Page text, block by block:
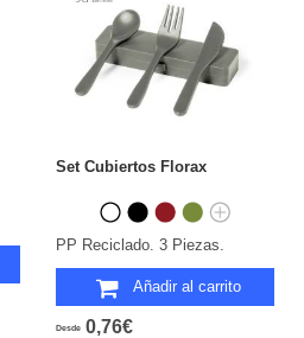
Set Cubiertos Florax
PP Reciclado. 3 Piezas.
Añadir al carrito
Desde 0,76€